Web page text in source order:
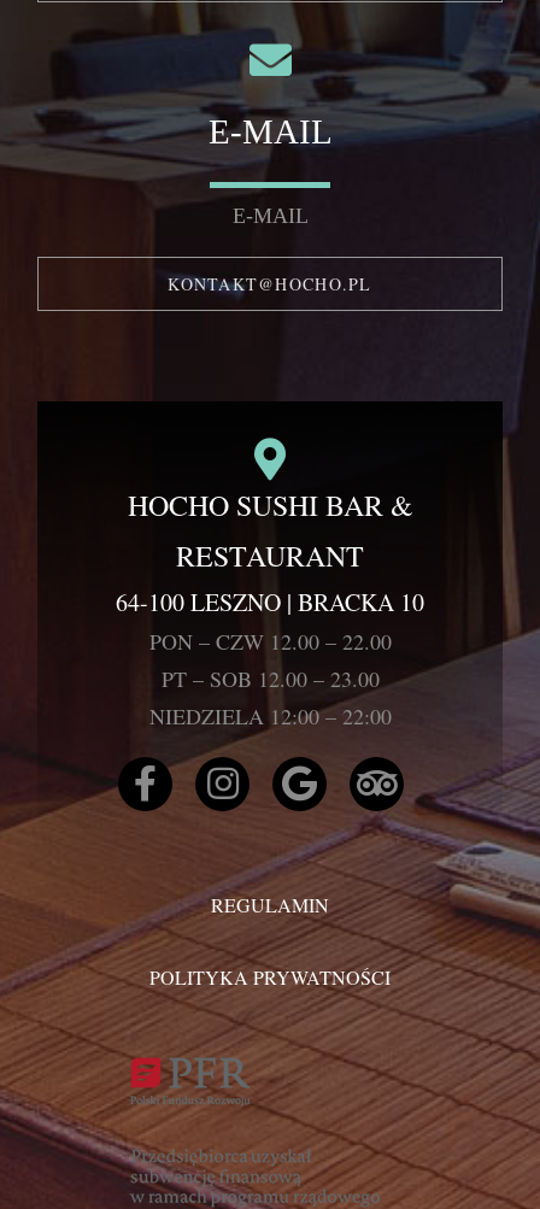
E-MAIL
E-MAIL
KONTAKT@HOCHO.PL
HOCHO SUSHI BAR &
RESTAURANT
64-100 LESZNO | BRACKA 10
PON – CZW 12.00 – 22.00
PT – SOB 12.00 – 23.00
NIEDZIELA 12:00 – 22:00
REGULAMIN
POLITYKA PRYWATNOŚCI